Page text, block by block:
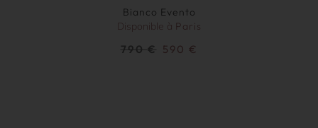
Bianco Evento
Disponible à Paris
790€ 590 €